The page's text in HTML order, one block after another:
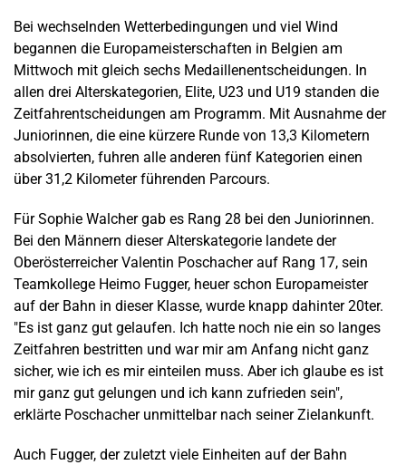
Bei wechselnden Wetterbedingungen und viel Wind
begannen die Europameisterschaften in Belgien am
Mittwoch mit gleich sechs Medaillenentscheidungen. In
allen drei Alterskategorien, Elite, U23 und U19 standen die
Zeitfahrentscheidungen am Programm. Mit Ausnahme der
Juniorinnen, die eine kürzere Runde von 13,3 Kilometern
absolvierten, fuhren alle anderen fünf Kategorien einen
über 31,2 Kilometer führenden Parcours.
Für Sophie Walcher gab es Rang 28 bei den Juniorinnen.
Bei den Männern dieser Alterskategorie landete der
Oberösterreicher Valentin Poschacher auf Rang 17, sein
Teamkollege Heimo Fugger, heuer schon Europameister
auf der Bahn in dieser Klasse, wurde knapp dahinter 20ter.
"Es ist ganz gut gelaufen. Ich hatte noch nie ein so langes
Zeitfahren bestritten und war mir am Anfang nicht ganz
sicher, wie ich es mir einteilen muss. Aber ich glaube es ist
mir ganz gut gelungen und ich kann zufrieden sein",
erklärte Poschacher unmittelbar nach seiner Zielankunft.
Auch Fugger, der zuletzt viele Einheiten auf der Bahn